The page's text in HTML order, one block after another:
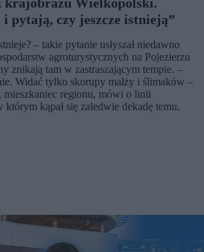
pytają, czy jeszcze istnieją”
– takie pytanie usłyszał niedawno
agroturystycznych na Pojezierzu
znikają tam w zastraszającym tempie. –
Widać tylko skorupy małży i ślimaków –
regionu, mówi o linii
kąpał się zaledwie dekadę temu.